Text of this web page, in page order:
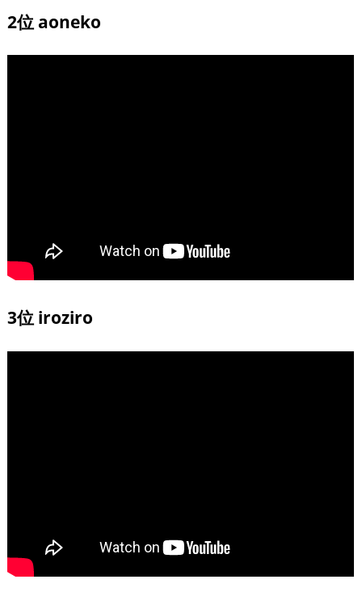
2位 aoneko
3位 iroziro